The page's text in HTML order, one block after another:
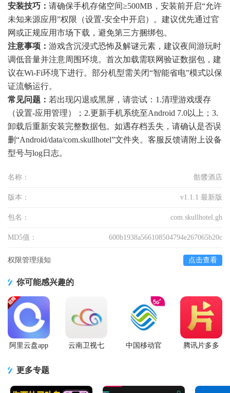
安装技巧： 请确保手机存储空间≥500MB，安装前开启“允许
未知来源应用”权限（设置-安全中开启）。建议优先通过官
网或正规应用市场下载，避免第三方捆绑包。
注意事项： 游戏含沉浸式恐怖及解谜元素，建议夜间游玩时
调低音量并注意周围环境。首次加载需联网验证数据包，建
议在Wi-Fi环境下进行。部分机型需关闭“智能省电”模式以保
证流畅运行。
常见问题： 若出现闪退或黑屏，请尝试：1.清理游戏缓存
（设置-应用管理）；2.更新手机系统至Android 7.0以上；3.
卸载后重新安装完整数据包。如遇存档丢失，请确认是否误
删“Android/data/com.skullhotel”文件夹。客服反馈请附上设备
型号与log日志。
名称： 骷髅酒店
版本： v1.1.1 最新版
包名： com.skullhotel.gh
MD5值： 600b1938a566108504794e267065b20c
权限管理须知 点击查看
你可能感兴趣的
阿里云盘app
云南卫视七
中国移动官
腾讯片多多
更多专题